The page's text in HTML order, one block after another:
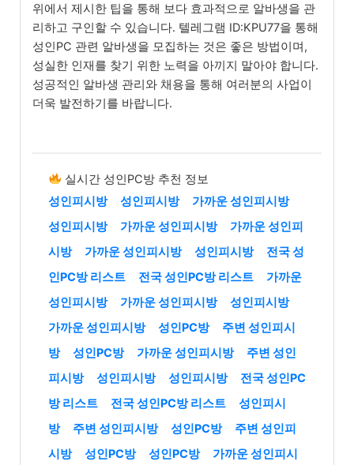
위에서 제시한 팁을 통해 보다 효과적으로 알바생을 관
리하고 구인할 수 있습니다. 텔레그램 ID:KPU77을 통해
성인PC 관련 알바생을 모집하는 것은 좋은 방법이며,
성실한 인재를 찾기 위한 노력을 아끼지 말아야 합니다.
성공적인 알바생 관리와 채용을 통해 여러분의 사업이
더욱 발전하기를 바랍니다.
실시간 성인PC방 추천 정보
성인피시방
성인피시방
가까운 성인피시방
성인피시방
가까운 성인피시방
가까운 성인피
시방
가까운 성인피시방 성인피시방
전국 성
인PC방 리스트
전국 성인PC방 리스트
가까운
성인피시방
가까운 성인피시방
성인피시방
가까운 성인피시방
성인PC방
주변 성인피시
방
성인PC방 가까운 성인피시방
주변 성인
피시방
성인피시방 성인피시방
전국 성인PC
방 리스트
전국 성인PC방 리스트
성인피시
방
주변 성인피시방 성인PC방
주변 성인피
시방
성인PC방 성인PC방
가까운 성인피시